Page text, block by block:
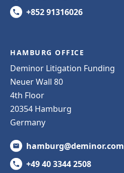
+852 91316026
HAMBURG OFFICE
Deminor Litigation Funding
Neuer Wall 80
4th Floor
20354 Hamburg
Germany
hamburg@deminor.com
+49 40 3344 2508